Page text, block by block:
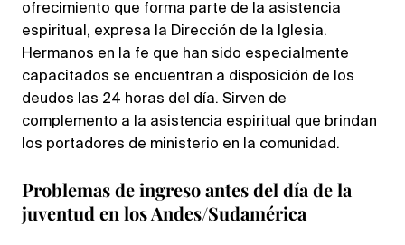
ofrecimiento que forma parte de la asistencia
espiritual, expresa la Dirección de la Iglesia.
Hermanos en la fe que han sido especialmente
capacitados se encuentran a disposición de los
deudos las 24 horas del día. Sirven de
complemento a la asistencia espiritual que brindan
los portadores de ministerio en la comunidad.
Problemas de ingreso antes del día de la
juventud en los Andes/Sudamérica